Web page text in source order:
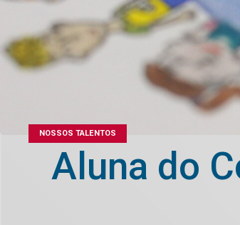
NOSSOS TALENTOS
Aluna do